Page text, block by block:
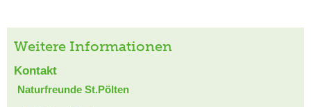
Weitere Informationen
Kontakt
Naturfreunde St.Pölten